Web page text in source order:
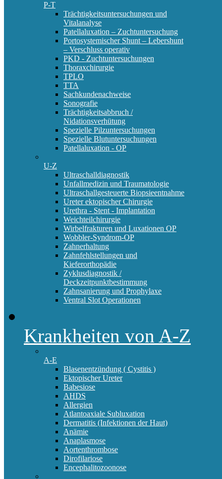
P-T
Trächtigkeitsuntersuchungen und
Vitalanalyse
Patellaluxation – Zuchtuntersuchung
Portosystemischer Shunt – Lebershunt
– Verschluss operativ
PKD - Zuchtuntersuchungen
Thoraxchirurgie
TPLO
TTA
Sachkundenachweise
Sonografie
Trächtigkeitsabbruch /
Nidationsverhütung
Spezielle Pilzuntersuchungen
Spezielle Blutuntersuchungen
Patellaluxation - OP
U-Z
Ultraschalldiagnostik
Unfallmedizin und Traumatologie
Ultraschallgesteuerte Biopsieentnahme
Ureter ektopischer Chirurgie
Urethra - Stent - Implantation
Weichteilchirurgie
Wirbelfrakturen und Luxationen OP
Wobbler-Syndrom-OP
Zahnerhaltung
Zahnfehlstellungen und
Kieferorthopädie
Zyklusdiagnostik /
Deckzeitpunktbestimmung
Zahnsanierung und Prophylaxe
Ventral Slot Operationen
Krankheiten von A-Z
A-E
Blasenentzündung ( Cystitis )
Ektopischer Ureter
Babesiose
AHDS
Allergien
Atlantoaxiale Subluxation
Dermatitis (Infektionen der Haut)
Anämie
Anaplasmose
Aortenthrombose
Dirofilariose
Encephalitozoonose